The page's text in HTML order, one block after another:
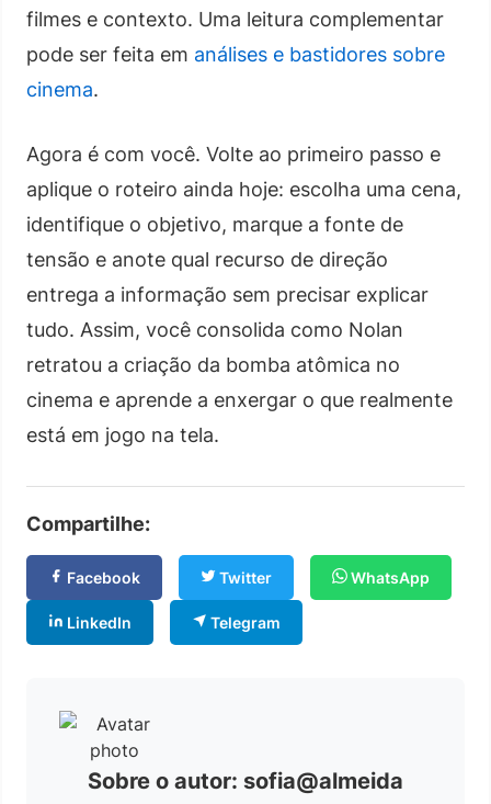
filmes e contexto. Uma leitura complementar
pode ser feita em análises e bastidores sobre
cinema.
Agora é com você. Volte ao primeiro passo e
aplique o roteiro ainda hoje: escolha uma cena,
identifique o objetivo, marque a fonte de
tensão e anote qual recurso de direção
entrega a informação sem precisar explicar
tudo. Assim, você consolida como Nolan
retratou a criação da bomba atômica no
cinema e aprende a enxergar o que realmente
está em jogo na tela.
Compartilhe:
Facebook Twitter WhatsApp
LinkedIn Telegram
Sobre o autor: sofia@almeida